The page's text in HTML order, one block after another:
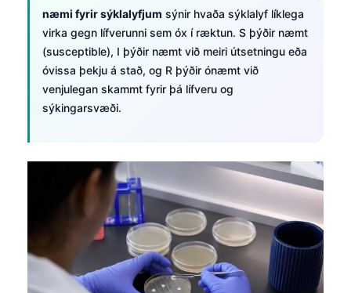
næmi fyrir sýklalyfjum sýnir hvaða sýklalyf líklega
virka gegn lífverunni sem óx í ræktun. S þýðir næmt
(susceptible), I þýðir næmt við meiri útsetningu eða
óvissa þekju á stað, og R þýðir ónæmt við
venjulegan skammt fyrir þá lífveru og
sýkingarsvæði.